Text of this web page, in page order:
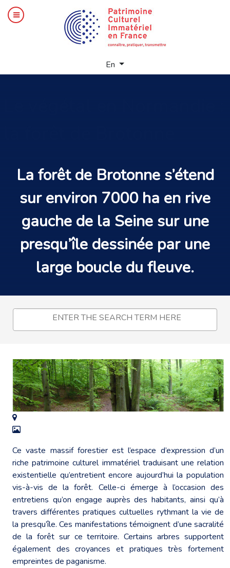
En
La forêtde Brotonnes’étend
sur environ 7000 ha en rive
gauche de la Seinesur une
presqu’île dessinée par une
large boucle du fleuve.
Ce vaste massif forestier est l’espace d’expression d’un
riche patrimoine culturel immatériel traduisant une relation
existentielle qu’entretient encore aujourd’hui la population
vis-à-vis de la forêt. Celle-ci émerge à l’occasion des
entretiens qu’on engage auprès des habitants, ainsi qu’à
travers différentes pratiques cultuelles rythmant la vie de
la presqu’île. Ces manifestations témoignent d’une sacralité
de la forêt sur ce territoire. Certains arbres supportent
également des croyances et pratiques très fortement
empreintes de paganisme.